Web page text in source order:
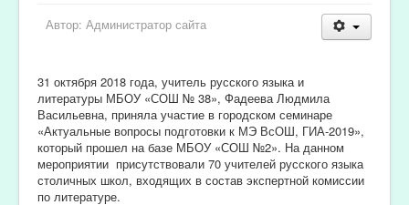
Автор: Администратор сайта
31 октября 2018 года, учитель русского языка и
литературы МБОУ «СОШ № 38», Фадеева Людмила
Васильевна, приняла участие в городском семинаре
«Актуальные вопросы подготовки к МЭ ВсОШ, ГИА-2019»,
который прошел на базе МБОУ «СОШ №2». На данном
мероприятии присутствовали 70 учителей русского языка
столичных школ, входящих в состав экспертной комиссии
по литературе.